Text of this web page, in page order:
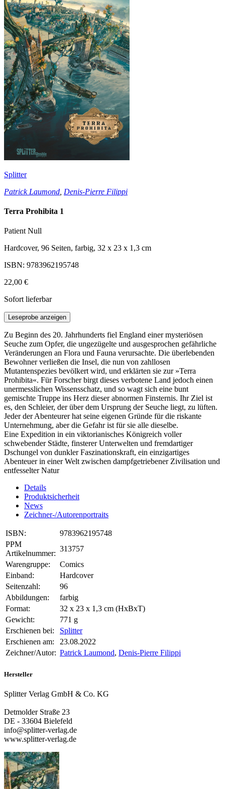
Splitter
Patrick Laumond Denis-Pierre Filippi
Terra Prohibita 1
Patient Null
Hardcover, 96 Seiten, farbig, 32 x 23 x 1,3 cm
ISBN: 9783962195748
22,00 €
Sofort lieferbar
Leseprobe anzeigen
Zu Beginn des 20. Jahrhunderts fiel England einer mysteriösen
Seuche zum Opfer, die ungezügelte und ausgesprochen gefährliche
Veränderungen an Flora und Fauna verursachte. Die überlebenden
Bewohner verließen die Insel, die nun von zahllosen
Mutantenspezies bevölkert wird, und erklärten sie zur »Terra
Prohibita«. Für Forscher birgt dieses verbotene Land jedoch einen
unermesslichen Wissensschatz, und so wagt sich eine bunt
gemischte Truppe ins Herz dieser abnormen Finsternis. Ihr Ziel ist
es, den Schleier, der über dem Ursprung der Seuche liegt, zu lüften.
Jeder der Abenteurer hat seine eigenen Gründe für die riskante
Unternehmung, aber die Gefahr ist für sie alle dieselbe.
Eine Expedition in ein viktorianisches Königreich voller
schwebender Städte, finsterer Unterwelten und fremdartiger
Dschungel von dunkler Faszinationskraft, ein einzigartiges
Abenteuer in einer Welt zwischen dampfgetriebener Zivilisation und
entfesselter Natur
Details
Produktsicherheit
News
Zeichner-/Autorenportraits
ISBN:
9783962195748
PPM
Artikelnummer:
313757
Warengruppe:
Comics
Einband:
Hardcover
Seitenzahl:
96
Abbildungen:
farbig
Format:
32 x 23 x 1,3 cm (HxBxT)
Gewicht:
771 g
Erschienen bei:
Splitter
Erschienen am:
23.08.2022
Zeichner/Autor: Patrick Laumond, Denis-Pierre Filippi
Hersteller
Splitter Verlag GmbH & Co. KG
Detmolder Straße 23
DE - 33604 Bielefeld
info@splitter-verlag.de
www.splitter-verlag.de